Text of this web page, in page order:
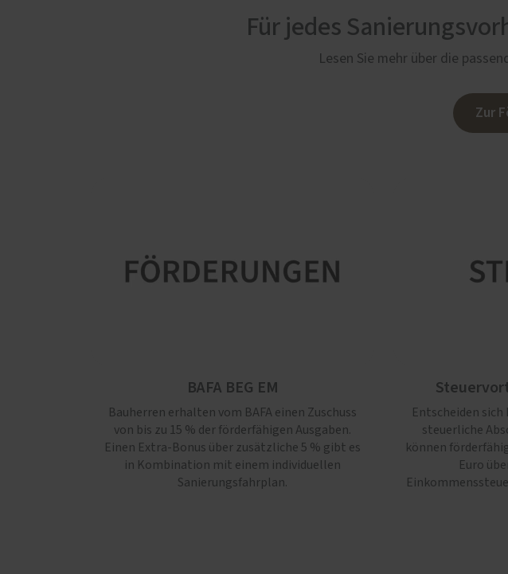
Für jedes
Lesen Sie mehr über die
Zur
BAFA BEG EM
Bauherren erhalten vom BAFA einen Zuschuss
von bis zu 15 % der förderfähigen Ausgaben.
Einen Extra-Bonus über zusätzliche 5 % gibt es
in Kombination mit einem individuellen
Sanierungsfahrplan.
Entscheiden
steuerliche
können
Euro